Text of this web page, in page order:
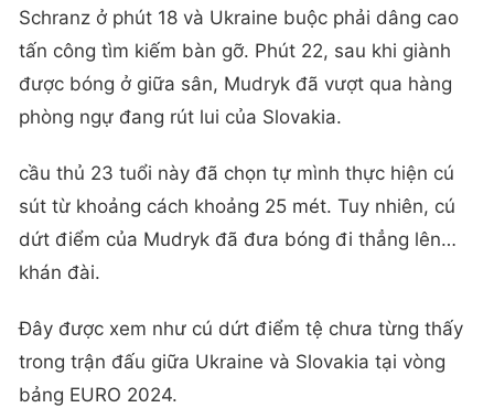
Schranz ở phút 18 và Ukraine buộc phải dâng cao
tấn công tìm kiếm bàn gỡ. Phút 22, sau khi giành
được bóng ở giữa sân, Mudryk đã vượt qua hàng
phòng ngự đang rút lui của Slovakia.
cầu thủ 23 tuổi này đã chọn tự mình thực hiện cú
sút từ khoảng cách khoảng 25 mét. Tuy nhiên, cú
dứt điểm của Mudryk đã đưa bóng đi thẳng lên…
khán đài.
Đây được xem như cú dứt điểm tệ chưa từng thấy
trong trận đấu giữa Ukraine và Slovakia tại vòng
bảng EURO 2024.